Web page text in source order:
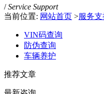
/Service Support
当前位置: 网站首页 >服务
VIN码查询
防伪查询
车辆养护
推荐文章